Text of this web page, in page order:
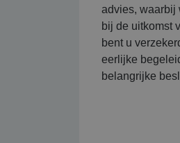
advies, waarbij
bij de uitkomst
bent u
eerlijke
belangrijke